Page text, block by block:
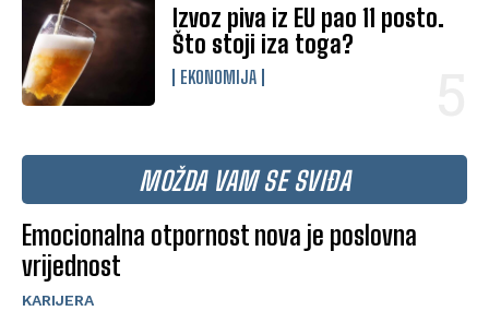
Izvoz piva iz EU pao 11 posto.
Što stoji iza toga?
EKONOMIJA
MOŽDA VAM SE SVIĐA
Emocionalna otpornost nova je poslovna
vrijednost
KARIJERA